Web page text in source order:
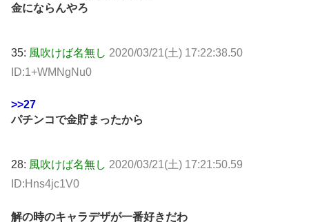
金にならんやろ
35: 風吹けば名無し 2020/03/21(土) 17:22:38.50
ID:1+WMNgNu0
>>27
パチンコで金貯まったから
28: 風吹けば名無し 2020/03/21(土) 17:21:50.59
ID:Hns4jc1V0
解の時のキャラデザが一番好きだわ